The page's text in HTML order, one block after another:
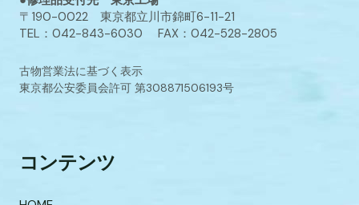
〒190-0022 東京都立川市錦町6-11-21
TEL：042-843-6030 FAX：042-528-2805
古物営業法に基づく表示
東京都公安委員会許可 第308871506193号
コンテンツ